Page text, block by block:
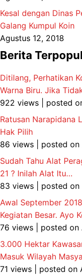
Kesal dengan Dinas
Galang Kumpul Koin
Agustus 12, 2018
Berita
Ditilang, Perhatikan
Warna Biru. Jika
922 views
posted
Ratusan Narapidana
Hak Pilih
86 views
posted on
Sudah Tahu Alat
21 ? Inilah Alat Itu…
83 views
posted on
Awal September
Kegiatan Besar. Ayo
76 views
posted on
3.000 Hektar
Masuk Wilayah
71 views
posted on